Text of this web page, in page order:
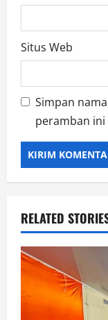
Situs Web
Simpan
peramban
RELATED